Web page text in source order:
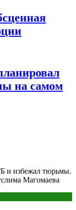
на самом
и избежал тюрьмы.
Магомаева